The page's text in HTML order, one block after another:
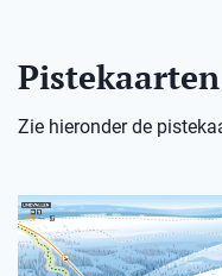
Pistekaarten
Zie hieronder de